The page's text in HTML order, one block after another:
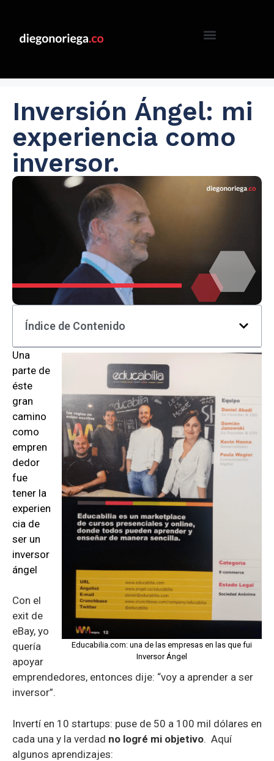
Inversión Ángel: mi
experiencia como
inversor.
Índice de Contenido
Educabilia.com: una de las empresas en las que fui
Inversor Ángel
Una
parte de
éste
gran
camino
como
empren
dedor
fue
tener la
experien
cia de
ser un
inversor
ángel
Con el
exit de
eBay, yo
quería
apoyar
emprendedores, entonces dije: “voy a aprender a ser
inversor”.
Invertí en 10 startups: puse de 50 a 100 mil dólares en
cada una y la verdad no logré mi objetivo. Aquí
algunos aprendizajes: